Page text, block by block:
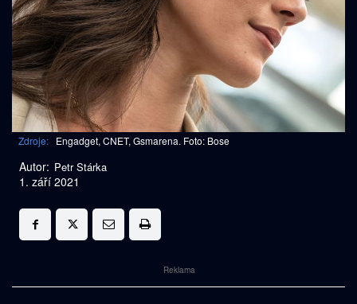
Zdroje: Engadget, CNET, Gsmarena. Foto: Bose
Autor: Petr Stárka
1. září 2021
Reklama